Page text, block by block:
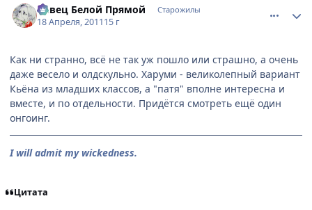
Певец Белой Прямой Старожилы
18 Апреля, 201115 г
Как ни странно, всё не так уж пошло или страшно, а очень
даже весело и олдскульно. Харуми - великолепный вариант
Кьёна из младших классов, а "патя" вполне интересна и
вместе, и по отдельности. Придётся смотреть ещё один
онгоинг.
I will admit my wickedness.
Цитата